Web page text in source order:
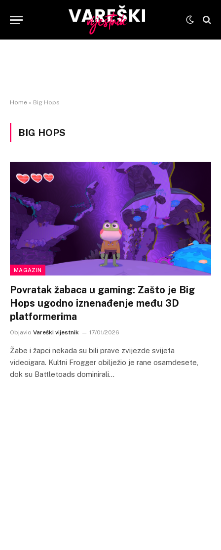
Home » Big Hops
BIG HOPS
MAGAZIN
Povratak žabaca u gaming: Zašto je Big
Hops ugodno iznenađenje među 3D
platformerima
Objavio Vareški vijestnik 17/01/2026
Žabe i žapci nekada su bili prave zvijezde svijeta
videoigara. Kultni Frogger obilježio je rane osamdesete,
dok su Battletoads dominirali…